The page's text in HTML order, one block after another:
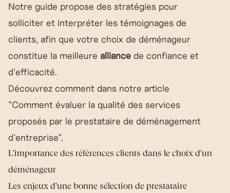
Notre guide propose des stratégies pour
solliciter et interpréter les témoignages de
clients, afin que votre choix de déménageur
constitue la meilleure alliance de confiance et
d'efficacité.
Découvrez comment dans notre article
"Comment évaluer la qualité des services
proposés par le prestataire de déménagement
d'entreprise".
L'importance des références clients dans le choix d'un
déménageur
Les enjeux d'une bonne sélection de prestataire